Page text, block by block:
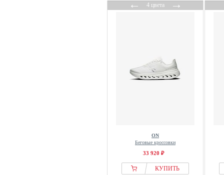
←4 цвета→
ON
Беговые кроссовки
33 920 ₽
КУПИТЬ